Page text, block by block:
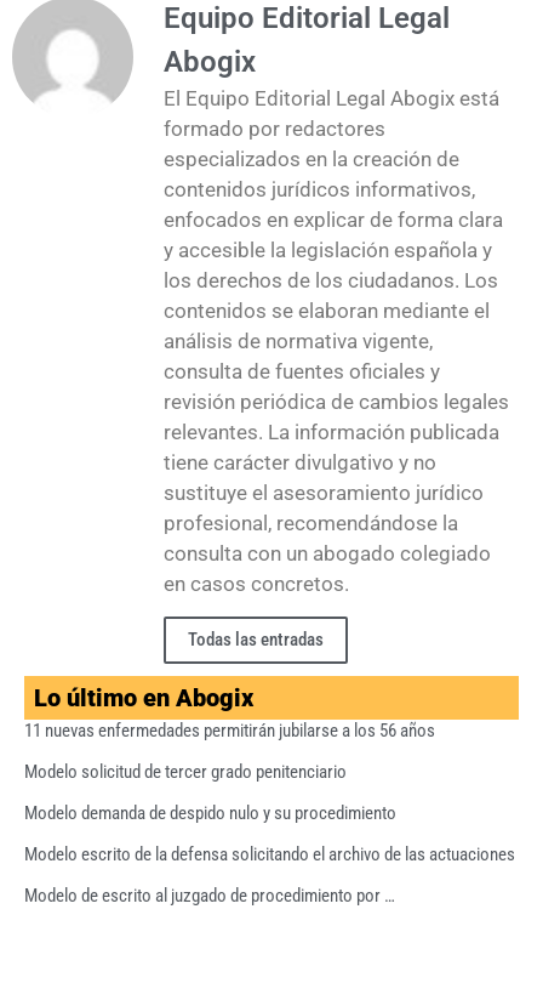
Equipo Editorial Legal
Abogix
El Equipo Editorial Legal Abogix está
formado por redactores
especializados en la creación de
contenidos jurídicos informativos,
enfocados en explicar de forma clara
y accesible la legislación española y
los derechos de los ciudadanos. Los
contenidos se elaboran mediante el
análisis de normativa vigente,
consulta de fuentes oficiales y
revisión periódica de cambios legales
relevantes. La información publicada
tiene carácter divulgativo y no
sustituye el asesoramiento jurídico
profesional, recomendándose la
consulta con un abogado colegiado
en casos concretos.
Todas las entradas
Lo último en Abogix
11 nuevas enfermedades permitirán jubilarse a los 56 años
Modelo solicitud de tercer grado penitenciario
Modelo demanda de despido nulo y su procedimiento
Modelo escrito de la defensa solicitando el archivo de las actuaciones
Modelo de escrito al juzgado de procedimiento por …